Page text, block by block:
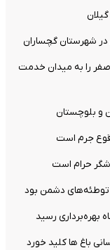
شهرستان گچساران
را به میدان خدمت
جرم است
حرام است
دشمن بود
بهره‌برداری رسید
باغ ها کلید خورد